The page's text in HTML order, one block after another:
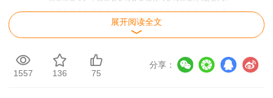
展开阅读全文
1557 136 75
分享：